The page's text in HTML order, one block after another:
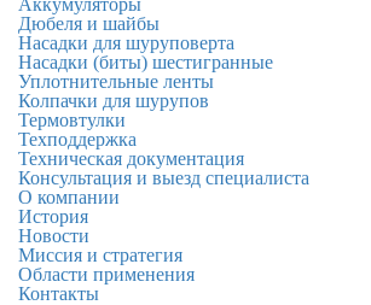
Аккумуляторы
Дюбеля и шайбы
Насадки для шуруповерта
Насадки (биты) шестигранные
Уплотнительные ленты
Колпачки для шурупов
Термовтулки
Техподдержка
Техническая документация
Консультация и выезд специалиста
О компании
История
Новости
Миссия и стратегия
Области применения
Контакты